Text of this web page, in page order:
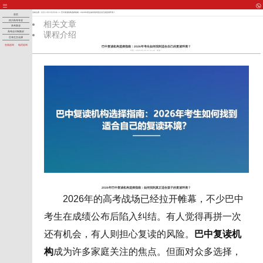
首页
四川高考专攻
高考复读
高考全日制集训
艺考生文化课
在线咨询 电话咨询
当前位置： 首页 >>四川高考专攻>> 巴中复读机构选择指南：2026年考生如何找到适合自己的复读环境？
相关文章
课程介绍
巴中复读机构选择指南：2026年考生如何找到适合自己的复读环境？
时间：2026-05-30 21:52:29 来源：
2026年巴中复读机构选择指南：如何找到真正适合孩子的复读环境？
2026年的高考战场已经拉开帷幕，不少巴中
考生在成绩公布后陷入纠结。有人觉得再拼一次
还有机会，有人则担心复读的风险。
巴中复读机
构成为许多家庭关注的焦点。但面对众多选择，